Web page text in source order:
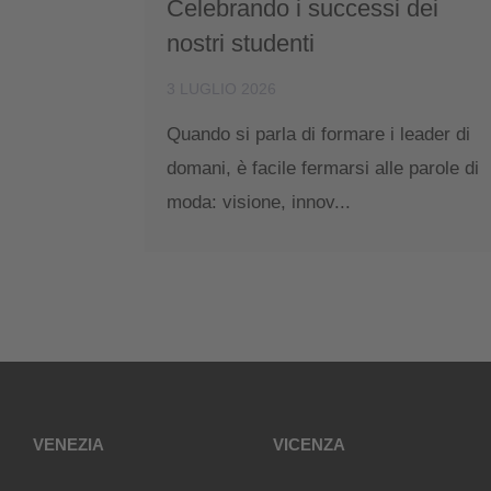
Celebrando i successi dei
nostri studenti
Quando si parla di formare i leader di
domani, è facile fermarsi alle parole di
moda: visione, innov...
VENEZIA VICENZA